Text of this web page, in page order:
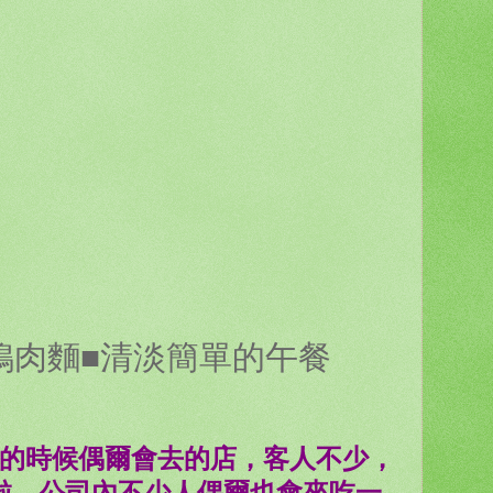
麵■清淡簡單的午餐
時候偶爾會去的店，客人不少，